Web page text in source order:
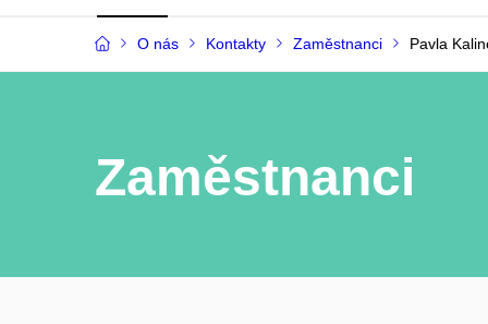
O nás Kontakty Zaměstnanci Pavla
Zaměstnanci